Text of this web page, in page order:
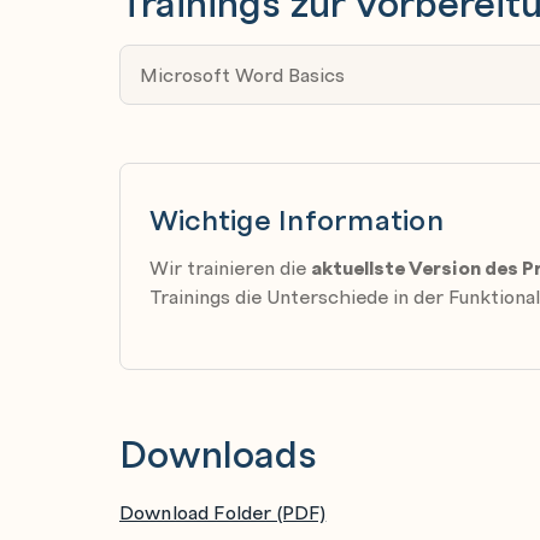
Indexeinträge einfügen
Index erstellen
Kopf- und Fußzeilen individuell gestalten
Einstellungen für Kopf- und Fußzeilen
Seitenzahlen einfügen
Im Team arbeiten
Verbesserte Kommentarfunktion
Microsoft Word Basics
Wichtige Information
Wir trainieren die aktuellste Version des
Trainings die Unterschiede in der
Downloads
Download Folder (PDF)